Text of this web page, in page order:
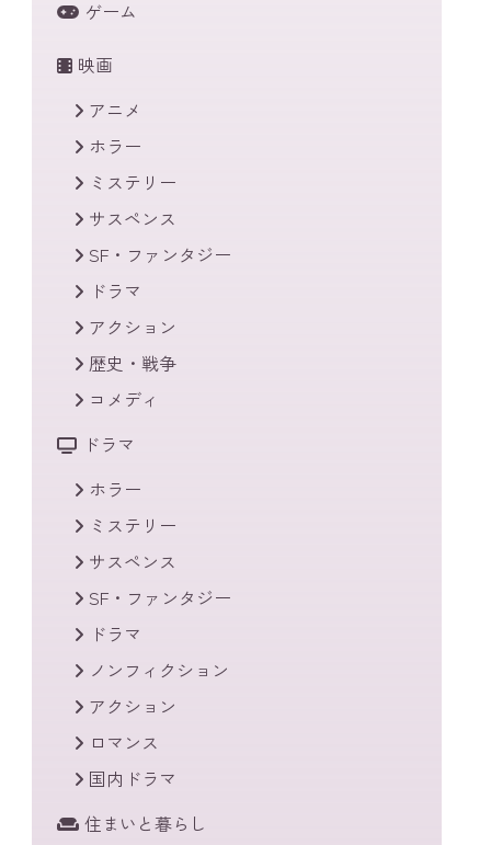
ゲーム
映画
アニメ
ホラー
ミステリー
サスペンス
SF・ファンタジー
ドラマ
アクション
歴史・戦争
コメディ
ドラマ
ホラー
ミステリー
サスペンス
SF・ファンタジー
ドラマ
ノンフィクション
アクション
ロマンス
国内ドラマ
住まいと暮らし